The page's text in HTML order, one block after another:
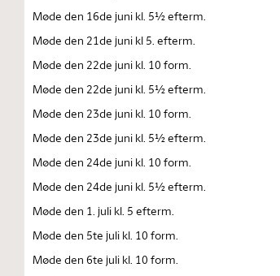
Møde den 16de juni kl. 5½ efterm.
Møde den 21de juni kl 5. efterm.
Møde den 22de juni kl. 10 form.
Møde den 22de juni kl. 5½ efterm.
Møde den 23de juni kl. 10 form.
Møde den 23de juni kl. 5½ efterm.
Møde den 24de juni kl. 10 form.
Møde den 24de juni kl. 5½ efterm.
Møde den 1. juli kl. 5 efterm.
Møde den 5te juli kl. 10 form.
Møde den 6te juli kl. 10 form.